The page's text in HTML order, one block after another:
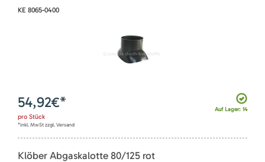
KE 8065-0400
Auf Lager: 14
54,92€*
pro Stück
*inkl. MwSt zzgl. Versand
Klöber Abgaskalotte 80/125 rot